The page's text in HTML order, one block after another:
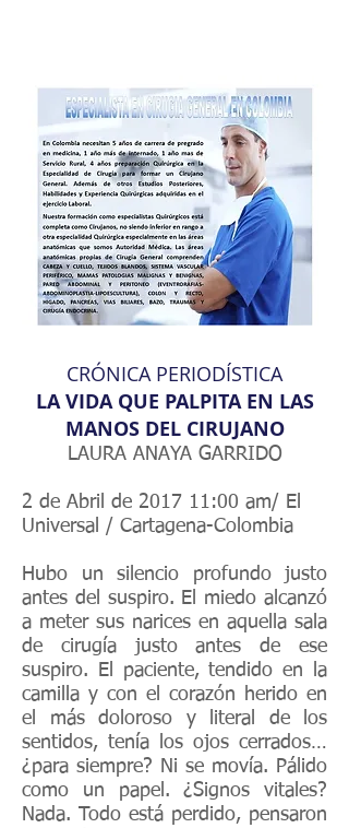
CRÓNICA PERIODÍSTICA
LA VIDA QUE PALPITA EN LAS
MANOS DEL CIRUJANO
LAURA ANAYA GARRIDO
2 de Abril de 2017 11:00 am/ El
Universal / Cartagena-Colombia
Hubo un silencio profundo justo
antes del suspiro. El miedo alcanzó
a meter sus narices en aquella sala
de cirugía justo antes de ese
suspiro. El paciente, tendido en la
camilla y con el corazón herido en
el más doloroso y literal de los
sentidos, tenía los ojos cerrados…
¿para siempre? Ni se movía. Pálido
como un papel. ¿Signos vitales?
Nada. Todo está perdido, pensaron